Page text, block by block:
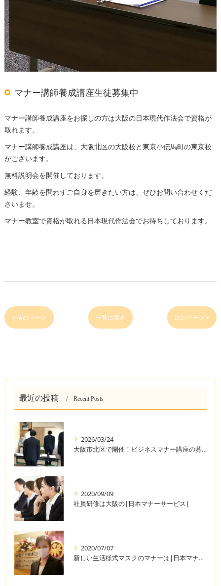
マナー講師養成講座生徒募集中
マナー講師養成講座をお探しの方は大阪の日本現代作法会で資格が
取れます。
マナー講師養成講座は、大阪北区の大阪校と東京小伝馬町の東京校
がございます。
無料説明会を開催しております。
経験、年齢を問わずご自身を磨きたい方は、ぜひお問い合わせくだ
さいませ。
マナー教室で資格が取れる日本現代作法会でお待ちしております。
< 前のページ 一覧に戻る 次のページ >
最近の投稿 Recent Posts
2026/03/24
大阪市北区で開催！ビジネスマナー講座の募集中
2020/09/09
社員研修は大阪の|日本マナーサービス|
2020/07/07
新しい生活様式マスクのマナーは|日本マナーサービス株式会社|